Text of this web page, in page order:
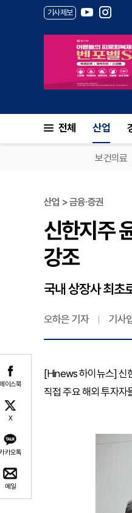
기사제보
전체 산업
보건의료
이스북
X
카오톡
메일
산업 > 금융·증권
신한지주
강조
국내 상장사 최초
오하은 기자 기사
[Hinews 하이뉴스] 신
직접 주요 해외 투자자